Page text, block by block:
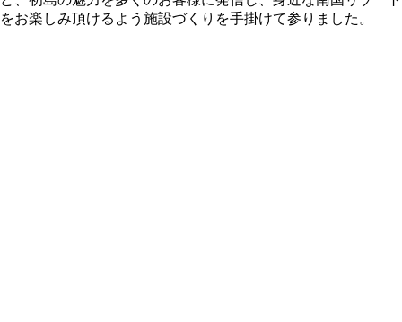
をお楽しみ頂けるよう施設づくりを手掛けて参りました。